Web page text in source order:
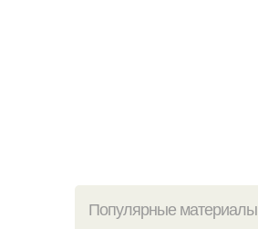
Популярные материалы